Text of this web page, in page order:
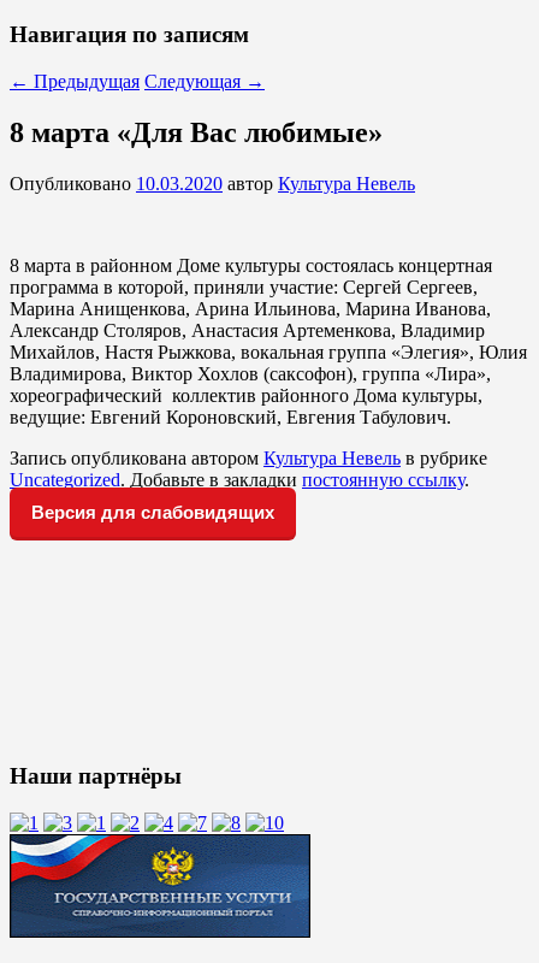
Навигация по записям
← Предыдущая Следующая →
8 марта «Для Вас любимые»
Опубликовано 10.03.2020 автор Культура Невель
8 марта в районном Доме культуры состоялась концертная
программа в которой, приняли участие: Сергей Сергеев,
Марина Анищенкова, Арина Ильинова, Марина Иванова,
Александр Столяров, Анастасия Артеменкова, Владимир
Михайлов, Настя Рыжкова, вокальная группа «Элегия», Юлия
Владимирова, Виктор Хохлов (саксофон), группа «Лира»,
хореографический коллектив районного Дома культуры,
ведущие: Евгений Короновский, Евгения Табулович.
Запись опубликована автором Культура Невель в рубрике
Uncategorized. Добавьте в закладки постоянную ссылку.
Версия для слабовидящих
Наши партнёры